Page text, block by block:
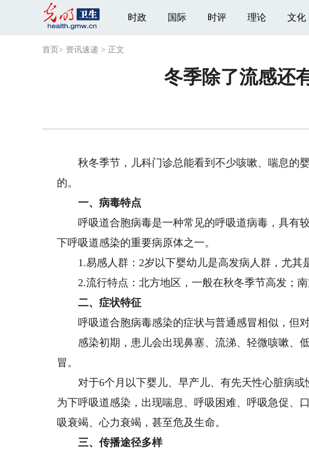
时政 国际 时评 理论 文化
首页 > 资讯速递 > 正文
冬季除了流感还
秋冬季节，儿科门诊总能看到不少咳嗽、喘息的
的。
一、病毒特点
呼吸道合胞病毒是一种常见的呼吸道病毒，具有
下呼吸道感染的重要病原体之一。
1.易感人群：2岁以下婴幼儿是高发病人群，尤其
2.流行特点：北方地区，一般在秋冬季节高发；南
二、症状特征
呼吸道合胞病毒感染的症状与普通感冒相似，但对
感染初期，患儿会出现鼻塞、流涕、轻微咳嗽、
冒。
对于6个月以下婴儿、早产儿、有先天性心脏病或
为下呼吸道感染，出现喘息、呼吸困难、呼吸急促、
吸衰竭、心力衰竭，甚至危及生命。
三、传播途径多样